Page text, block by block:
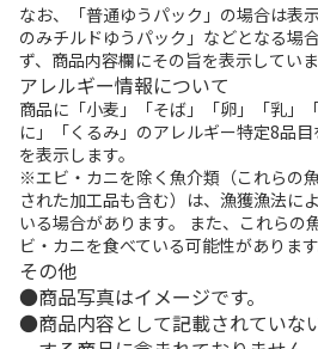
なお、「普通ゆうパック」の場合は表
のみチルドゆうパック」などとなる場
ず、商品内容欄にその旨を表示していま
アレルギー情報について
商品に「小麦」「そば」「卵」「乳」
に」「くるみ」のアレルギー特定8品
を表示します。
※エビ・カニを除く魚介類（これらの
された加工品も含む）は、漁獲漁法に
いる場合があります。 また、これらの
ビ・カニを食べている可能性があります
その他
商品写真はイメージです。
商品内容として記載されていな